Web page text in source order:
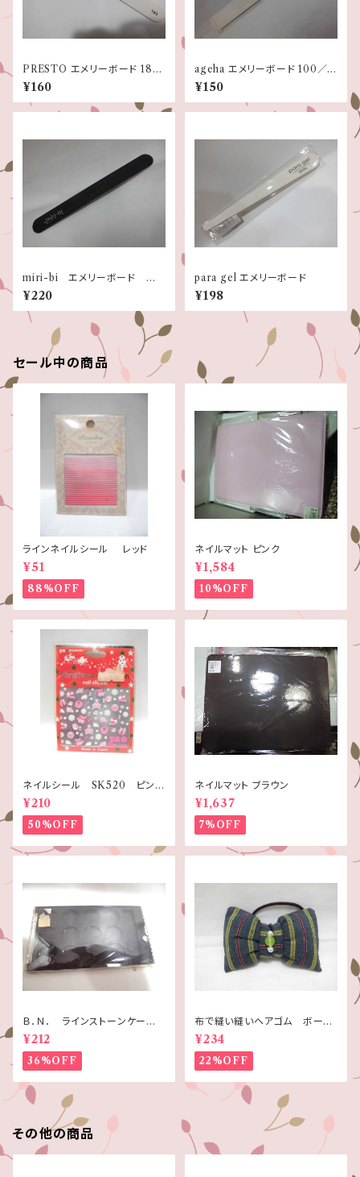
PRESTO エメリーボード 180/
180
¥160
ageha エメリーボード 100／1
50
¥150
miri-bi エメリーボード 1
00/180
¥220
para gel エメリーボード
¥198
セール中の商品
ラインネイルシール レッド
¥51
88%OFF
ネイルマット ピンク
¥1,584
10%OFF
ネイルシール SK520 ピンク
クリスマス
¥210
50%OFF
ネイルマット ブラウン
¥1,637
7%OFF
Ｂ．Ｎ． ラインストーンケー
ス ＲＳＣ－２
¥212
36%OFF
布で縫い縫いヘアゴム ボーダ
ーリボン(和風柄)
¥234
22%OFF
その他の商品